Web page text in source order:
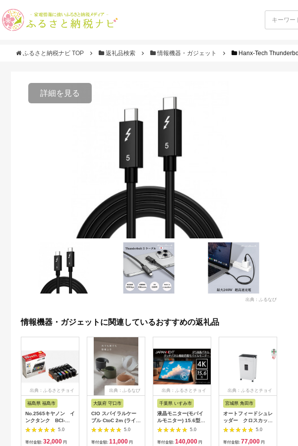
ふるさと納税ナビ TOP 返礼品検索 情報機器・ガジェット Hanx-Tech
詳細を見る
出典：ふるなび
情報機器・ガジェットに関連しているおすすめの返礼品
出典：ふるさとチョイ
福島県 福島市
No.2565キヤノン イ
ンクタンク BCI-
351XL＋350XL/6MP
5.0
寄付金額: 32,000 円
出典：ふるなび
大阪府 守口市
CIO スパイラルケー
ブル CtoC 2m (ライト
ブラック)｜Type-C 充
5.0
寄付金額: 11,000 円
出典：ふるさとチョイ
千葉県 いすみ市
液晶モニター(モバイ
ルモニター) 15.6型ワ
イド 4K タッチパネ
ル対応 リファビッシ
ュ品【1466952】
5.0
寄付金額: 140,000 円
出典：ふるさとチョイ
宮城県 角田市
オートフィードシュレ
ッダー クロスカット
AFSR100Cホワイト
5.0
寄付金額: 77,000 円
オ
ッ